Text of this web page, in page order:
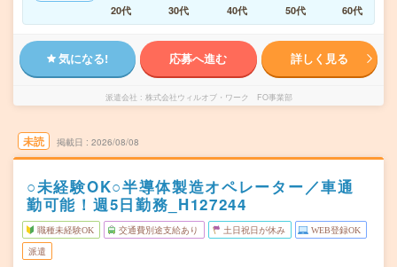
20代
30代 40代 50代 60代
気になる! 応募へ進む 詳しく見る
派遣会社 株式会社ウィルオブ・ワーク FO事業部
未読 掲載日 2026/08/08
○未経験OK○半導体製造オペレーター／車通
勤可能！週5日勤務_H127244
職種未経験OK 交通費別途支給あり 土日祝日が休み WEB登録OK
派遣